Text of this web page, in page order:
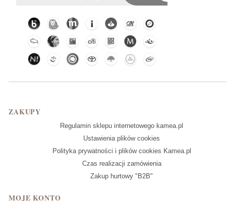
Linki w stopce
ZAKUPY
Regulamin sklepu internetowego kamea.pl
Ustawienia plików cookies
Polityka prywatności i plików cookies Kamea.pl
Czas realizacji zamówienia
Zakup hurtowy "B2B"
MOJE KONTO